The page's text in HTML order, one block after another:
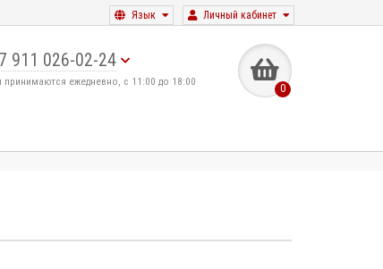
Личный кабинет
Язык
911 026-02-24
принимаются ежедневно, с 11:00 до 18:00 0